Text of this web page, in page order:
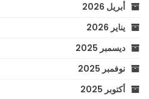
أبريل 2026
يناير 2026
ديسمبر 2025
نوفمبر 2025
أكتوبر 2025